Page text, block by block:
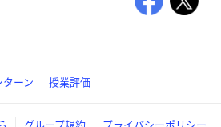
ターン 授業評価